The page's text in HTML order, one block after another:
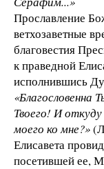
Прославление
ветхозаветные
благовестия
к праведной
исполнившись
«Благословенна
Твоего! И
моего ко мне?»
Елисавета
посетившей ее,